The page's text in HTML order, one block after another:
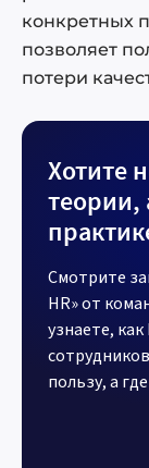
конкретных
позволяет
потери
Хотите
теории,
Смотрите
HR» от
узнаете,
пользу, а